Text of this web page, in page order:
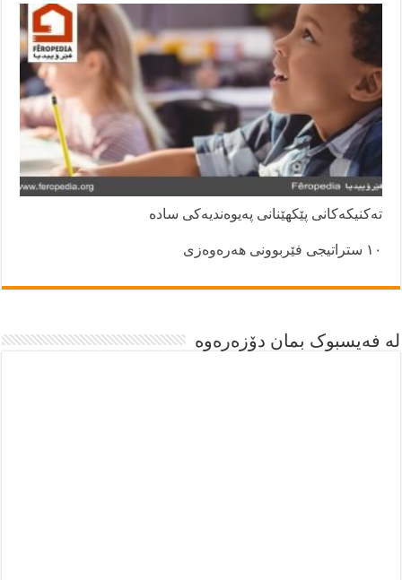
تەکنیکەکانی پێکهێنانی پەیوەندیەکی سادە
١٠ ستراتیجی فێربوونی هەرەوەزی
لە فەیسبوک بمان دۆزەرەوە